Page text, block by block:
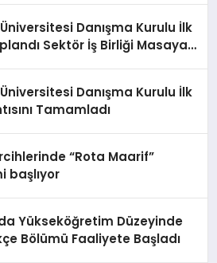
Danışma Kurulu İlk
Sektör İş Birliği Masaya
Danışma Kurulu İlk
Tamamladı
“Rota Maarif”
başlıyor
Yükseköğretim Düzeyinde
Bölümü Faaliyete Başladı